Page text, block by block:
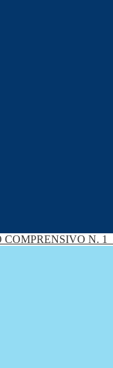
COMPRENSIVO N. 1